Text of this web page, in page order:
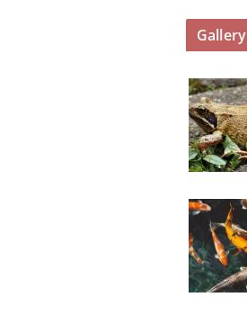
Gallery